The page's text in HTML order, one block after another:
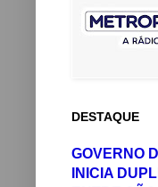
DESTAQUE
GOVERNO
INICIA